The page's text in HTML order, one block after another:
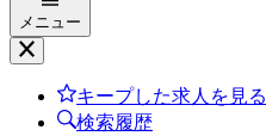
メニュー
キープした求人を見る
検索履歴